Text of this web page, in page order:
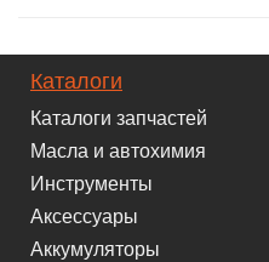
Каталоги
Каталоги запчастей
Масла и автохимия
Инструменты
Аксессуары
Аккумуляторы